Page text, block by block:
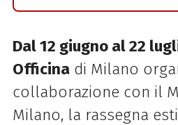
Dal 12 giugno al 22
Officinadi Milano
collaborazione con il
Milano, la rassegna